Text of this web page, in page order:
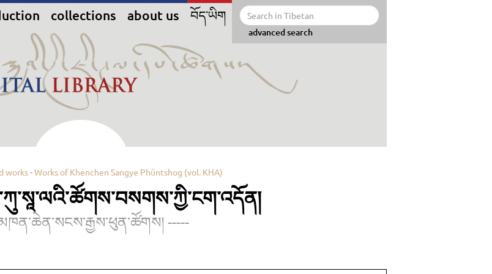
collections about us བོད་ཡིག
advanced search
works-Works of Khenchen Sangye Phüntshog (vol. KHA)
-----